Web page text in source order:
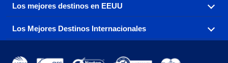
Aeromexico
Air France Alaska Airlines
Reserva una de nuestras rutas de vuelo más populares
con tres sencillos clics.
Los mejores destinos en EEUU
Encuentra boletos de avión baratos a destinos
populares de los EEUU de costa a costa.
Los Mejores Destinos Internacionales